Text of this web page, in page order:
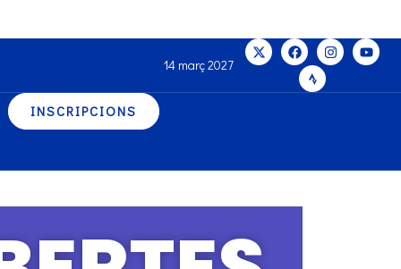
14 març 2027
INSCRIPCIONS